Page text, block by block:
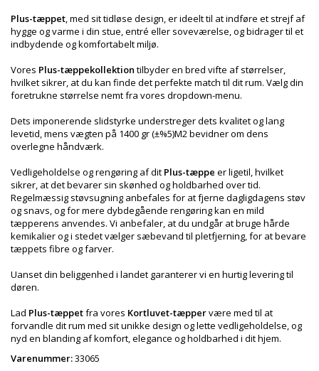
Plus-tæppet, med sit tidløse design, er ideelt til at indføre et strejf af
hygge og varme i din stue, entré eller soveværelse, og bidrager til et
indbydende og komfortabelt miljø.
Vores Plus-tæppekollektion tilbyder en bred vifte af størrelser,
hvilket sikrer, at du kan finde det perfekte match til dit rum. Vælg din
foretrukne størrelse nemt fra vores dropdown-menu.
Dets imponerende slidstyrke understreger dets kvalitet og lang
levetid, mens vægten på 1400 gr (±%5)M2 bevidner om dens
overlegne håndværk.
Vedligeholdelse og rengøring af dit Plus-tæppe er ligetil, hvilket
sikrer, at det bevarer sin skønhed og holdbarhed over tid.
Regelmæssig støvsugning anbefales for at fjerne dagligdagens støv
og snavs, og for mere dybdegående rengøring kan en mild
tæpperens anvendes. Vi anbefaler, at du undgår at bruge hårde
kemikalier og i stedet vælger sæbevand til pletfjerning, for at bevare
tæppets fibre og farver.
Uanset din beliggenhed i landet garanterer vi en hurtig levering til
døren.
Lad Plus-tæppetfra vores Kortluvet-tæppervære med til at
forvandle dit rum med sit unikke design og lette vedligeholdelse, og
nyd en blanding af komfort, elegance og holdbarhed i dit hjem.
Varenummer:33065